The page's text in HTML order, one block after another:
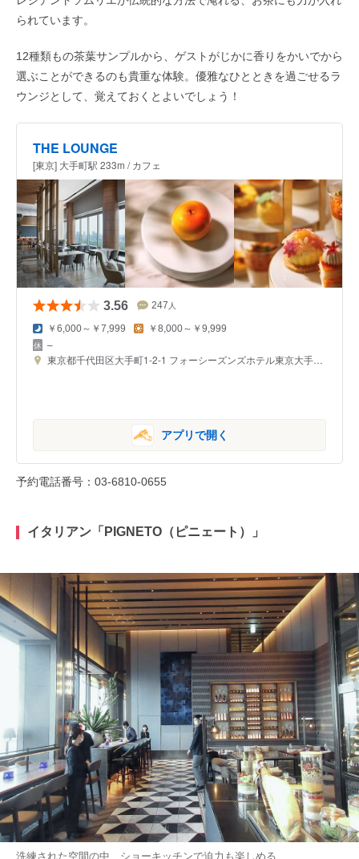
られています。
12種類もの茶葉サンプルから、ゲストがじかに香りをかいでから
選ぶことができるのも貴重な体験。優雅なひとときを過ごせるラ
ウンジとして、覚えておくとよいでしょう！
THE LOUNGE
[東京] 大手町駅 233m / カフェ
3.56 247 人
￥6,000～￥7,999 ￥8,000～￥9,999
–
東京都千代田区大手町1-2-1 フォーシーズンズホテル東京大手町 39F
アプリで開く
予約電話番号：03-6810-0655
イタリアン「PIGNETO（ピニェート）」
洗練された空間の中、ショーキッチンで迫力も楽しめる